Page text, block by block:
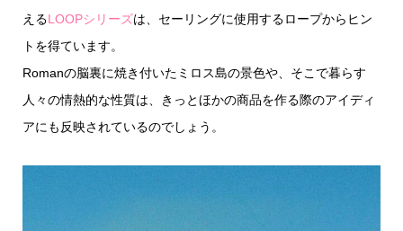
えるLOOPシリーズは、セーリングに使用するロープからヒン
トを得ています。
Romanの脳裏に焼き付いたミロス島の景色や、そこで暮らす
人々の情熱的な性質は、きっとほかの商品を作る際のアイディ
アにも反映されているのでしょう。